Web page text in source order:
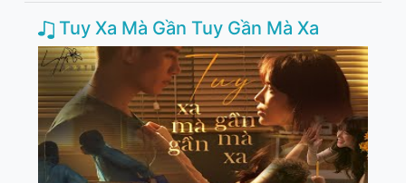
Tuy Xa Mà Gần Tuy Gần Mà Xa